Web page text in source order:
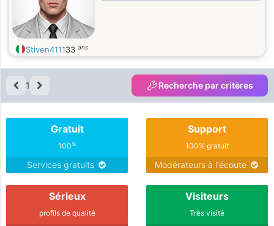
Stiven411133 ans
1 Recherche par critères
Gratuit
100%
Services gratuits
Support
100% gratuit
Modérateurs à l'écoute
Sérieux
profils de qualité
Visiteurs
Très visité